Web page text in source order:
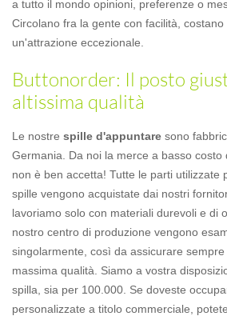
a tutto il mondo opinioni, preferenze o
Circolano fra la gente con facilità,
un'attrazione eccezionale.
Buttonorder: Il posto
altissima qualità
Le nostre spille d'appuntare sono
Germania. Da noi la merce a basso costo
non è ben accetta! Tutte le parti utilizzate
spille vengono acquistate dai nostri
lavoriamo solo con materiali durevoli e di
nostro centro di produzione vengono
singolarmente, così da assicurare
massima qualità. Siamo a vostra
spilla, sia per 100.000. Se doveste
personalizzate a titolo commerciale,